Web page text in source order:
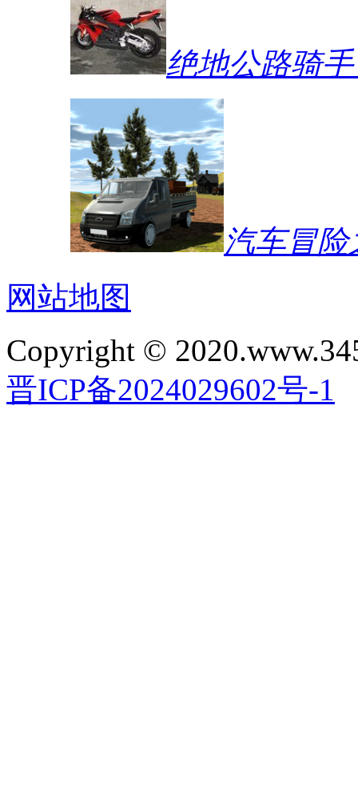
绝地公路骑手
汽车冒险
网站地图
Copyright ©
晋ICP备2024029602号-1